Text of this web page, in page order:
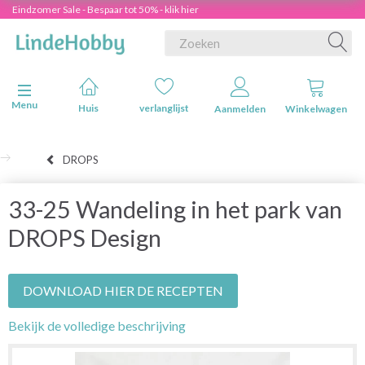
Eindzomer Sale - Bespaar tot 50% - klik hier
Navigatie in-/uitschakelen
Menu
Huis verlanglijst Aanmelden Winkelwagen
DROPS
33-25 Wandeling in het park van
DROPS Design
DOWNLOAD HIER DE RECEPTEN
Bekijk de volledige beschrijving